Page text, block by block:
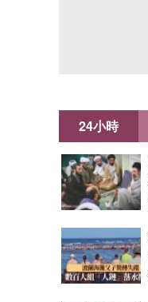
24小時